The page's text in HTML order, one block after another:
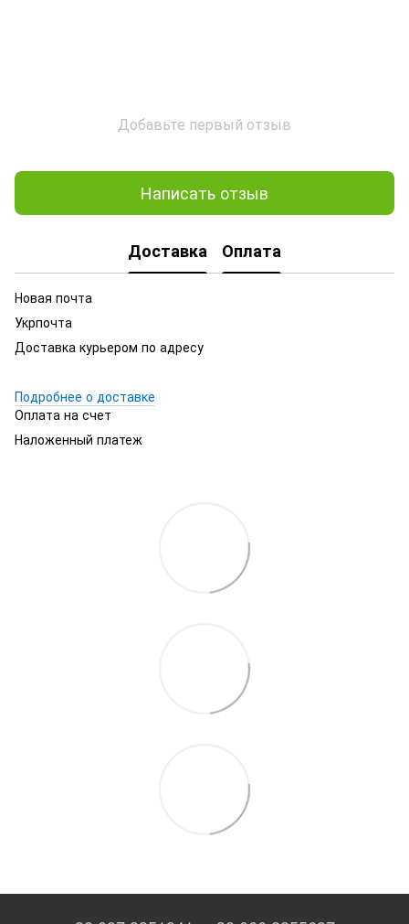
Добавьте первый отзыв
Написать отзыв
Доставка Оплата
Новая почта
Укрпочта
Доставка курьером по адресу
Подробнее о доставке
Оплата на счет
Наложенный платеж